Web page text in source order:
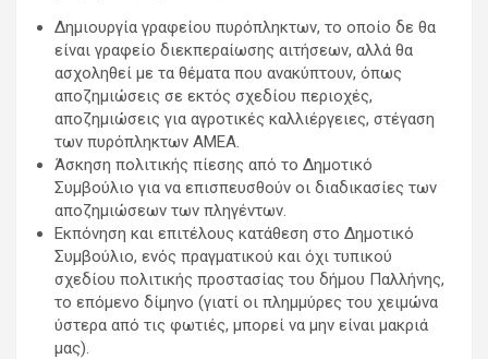
Δημιουργία γραφείου πυρόπληκτων, το οποίο δε θα
είναι γραφείο διεκπεραίωσης αιτήσεων, αλλά θα
ασχοληθεί με τα θέματα που ανακύπτουν, όπως
αποζημιώσεις σε εκτός σχεδίου περιοχές,
αποζημιώσεις για αγροτικές καλλιέργειες, στέγαση
των πυρόπληκτων ΑΜΕΑ.
Άσκηση πολιτικής πίεσης από το Δημοτικό
Συμβούλιο για να επισπευσθούν οι διαδικασίες των
αποζημιώσεων των πληγέντων.
Εκπόνηση και επιτέλους κατάθεση στο Δημοτικό
Συμβούλιο, ενός πραγματικού και όχι τυπικού
σχεδίου πολιτικής προστασίας του δήμου Παλλήνης,
το επόμενο δίμηνο (γιατί οι πλημμύρες του χειμώνα
ύστερα από τις φωτιές, μπορεί να μην είναι μακριά
μας).